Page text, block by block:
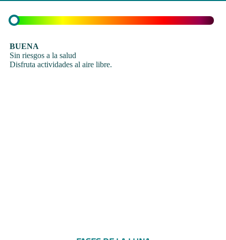
BUENA
Sin riesgos a la salud
Disfruta actividades al aire libre.